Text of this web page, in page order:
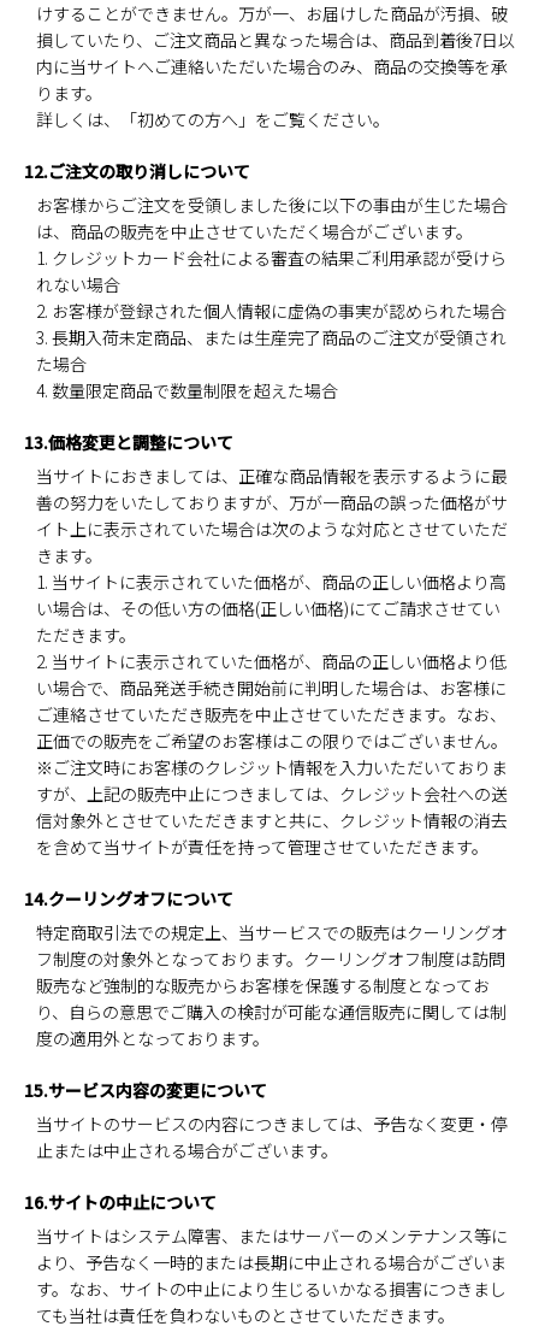
けすることができません。万が一、お届けした商品が汚損、破
損していたり、ご注文商品と異なった場合は、商品到着後7日以
内に当サイトへご連絡いただいた場合のみ、商品の交換等を承
ります。
詳しくは、「初めての方へ」をご覧ください。
12.ご注文の取り消しについて
お客様からご注文を受領しました後に以下の事由が生じた場合
は、商品の販売を中止させていただく場合がございます。
1. クレジットカード会社による審査の結果ご利用承認が受けら
れない場合
2. お客様が登録された個人情報に虚偽の事実が認められた場合
3. 長期入荷未定商品、または生産完了商品のご注文が受領され
た場合
4. 数量限定商品で数量制限を超えた場合
13.価格変更と調整について
当サイトにおきましては、正確な商品情報を表示するように最
善の努力をいたしておりますが、万が一商品の誤った価格がサ
イト上に表示されていた場合は次のような対応とさせていただ
きます。
1. 当サイトに表示されていた価格が、商品の正しい価格より高
い場合は、その低い方の価格(正しい価格)にてご請求させてい
ただきます。
2. 当サイトに表示されていた価格が、商品の正しい価格より低
い場合で、商品発送手続き開始前に判明した場合は、お客様に
ご連絡させていただき販売を中止させていただきます。なお、
正価での販売をご希望のお客様はこの限りではございません。
※ご注文時にお客様のクレジット情報を入力いただいておりま
すが、上記の販売中止につきましては、クレジット会社への送
信対象外とさせていただきますと共に、クレジット情報の消去
を含めて当サイトが責任を持って管理させていただきます。
14.クーリングオフについて
特定商取引法での規定上、当サービスでの販売はクーリングオ
フ制度の対象外となっております。クーリングオフ制度は訪問
販売など強制的な販売からお客様を保護する制度となってお
り、自らの意思でご購入の検討が可能な通信販売に関しては制
度の適用外となっております。
15.サービス内容の変更について
当サイトのサービスの内容につきましては、予告なく変更・停
止または中止される場合がございます。
16.サイトの中止について
当サイトはシステム障害、またはサーバーのメンテナンス等に
より、予告なく一時的または長期に中止される場合がございま
す。なお、サイトの中止により生じるいかなる損害につきまし
ても当社は責任を負わないものとさせていただきます。